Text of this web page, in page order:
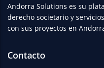
Andorra Solutions es su
derecho societario y
con sus proyectos en
Contacto